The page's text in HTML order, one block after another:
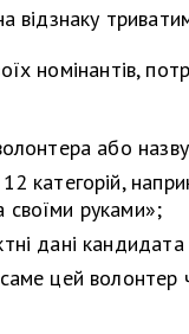
відзнаку
номінантів,
або назву
категорій,
руками»;
дані
цей